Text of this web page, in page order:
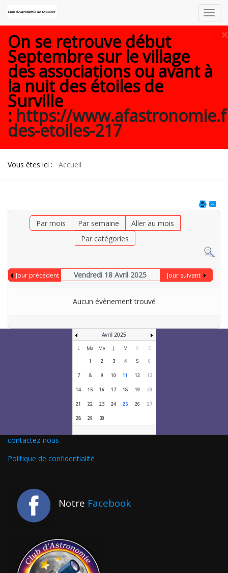
×
On se retrouve début
Septembre sur le village
des associations ou avant à
la nuit des étoiles de
Surville
: https://
des-etoiles-217
Vous êtes ici : Accueil
Par mois Par semaine
Aller au mois
Par catégories
Jour précédent Vendredi 18 Avril 2025 Jour suivant
Aucun évènement trouvé
Avril 2025
L Ma Me J V S
D
1
2 3 4 5 6
7 8 9 10 11 12 13
14 15 16 17 18 19 20
21 22 23 24 25 26 27
28 29 30
contactez-nous
Politique de confidentialité
Notre Facebook